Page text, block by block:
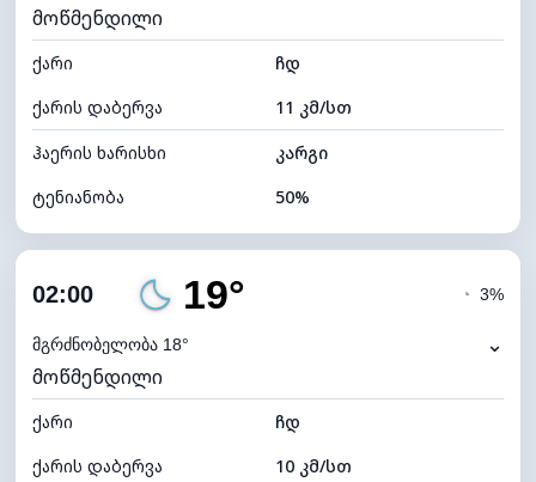
ხილვადობა
განათების ინდექსი 0 (ბნელი)
ღრუბლის სიმაღლე 10000 მ
მოწმენდილი
ქარი
ჩდ
ქარის დაბერვა
11 კმ/სთ
ჰაერის ხარისხი
კარგი
ტენიანობა
50%
ღრუბლიანობა
ნამის წერტილი
ხილვადობა
განათების ინდექსი 0 (ბნელი)
ღრუბლის სიმაღლე 10800 მ
02:00 19°
მგრძნობელობა 18°
◔ 3%
⌄
მოწმენდილი
ქარი
ჩდ
ქარის დაბერვა
10 კმ/სთ